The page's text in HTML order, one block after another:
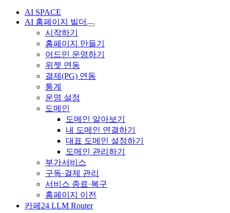
AI SPACE
AI 홈페이지 빌더
시작하기
홈페이지 만들기
어드민 운영하기
위젯 연동
결제(PG) 연동
통계
운영 설정
도메인
도메인 알아보기
내 도메인 연결하기
대표 도메인 설정하기
도메인 관리하기
부가서비스
구독·결제 관리
서비스 종료·복구
홈페이지 이전
카페24 LLM Router